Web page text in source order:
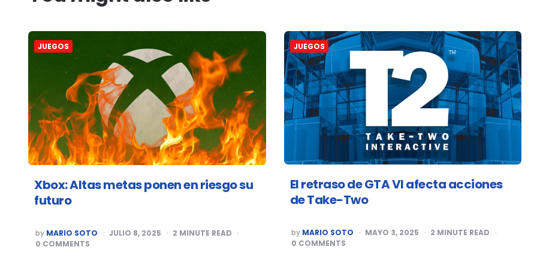
JUEGOS
Xbox: Altas metas ponen en riesgo su
futuro
POSTED
BY
by MARIO SOTO JULIO 8, 2025 2 MINUTE READ
0 COMMENTS
JUEGOS
El retraso de GTA VI afecta acciones
de Take-Two
POSTED
BY
by MARIO SOTO MAYO 3, 2025 2 MINUTE READ
0 COMMENTS